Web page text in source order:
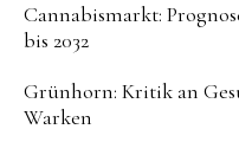
Cannabismarkt:
bis 2032
Grünhorn: Kritik an
Warken